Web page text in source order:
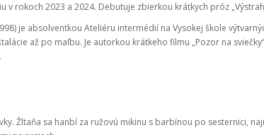
v rokoch 2023 a 2024. Debutuje zbierkou krátkych próz
je absolventkou Ateliéru intermédií na Vysokej škole
až po maľbu. Je autorkou krátkeho filmu „Pozor na
Žltaňa sa hanbí za ružovú mikinu s barbínou po sesternici,